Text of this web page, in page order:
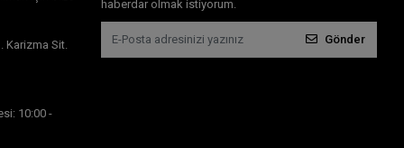
Karizma Sit.
10:00 -
haberdar olmak istiyorum.
Gönder